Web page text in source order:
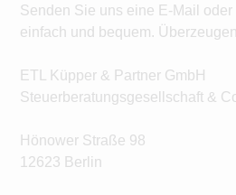
Senden Sie uns eine E-Mail
einfach und bequem.
ETL Küpper & Partner GmbH
Steuerberatungsgesellschaft &
Hönower Straße 98
12623 Berlin